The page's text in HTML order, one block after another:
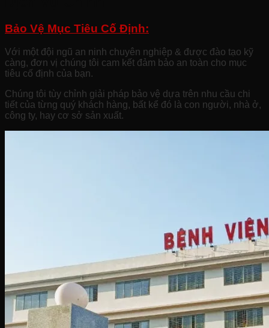
Bảo Vệ Mục Tiêu Cố Định:
Với một đội ngũ an ninh chuyên nghiệp & được đào tạo kỹ
càng, đơn vị chúng tôi cam kết đảm bảo an toàn cho mục
tiêu cố định của bạn.
Chúng tôi tùy chỉnh giải pháp bảo vệ dựa trên nhu cầu chi
tiết của từng quý khách hàng, bất kể đó là con người, nhà ở,
công ty, hay cơ sở sản xuất.